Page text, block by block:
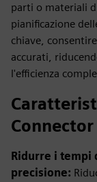
parti o materiali
pianificazione
chiave,
accurati,
l'efficienza
Connector
Ridurre i tempi
precisione: